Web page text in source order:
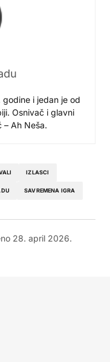
godine i jedan je od
Osnivač i glavni
– Ah Neša.
IZLASCI
SAVREMENA IGRA
28. april 2026.